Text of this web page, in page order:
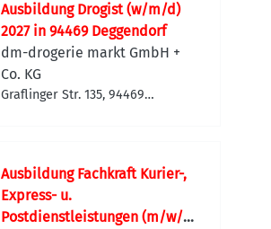
Ausbildung Drogist (w/m/d)
2027 in 94469 Deggendorf
dm-drogerie markt GmbH +
Co. KG
Graflinger Str. 135, 94469
Ausbildung Fachkraft Kurier-,
Express- u.
Postdienstleistungen (m/w/d)